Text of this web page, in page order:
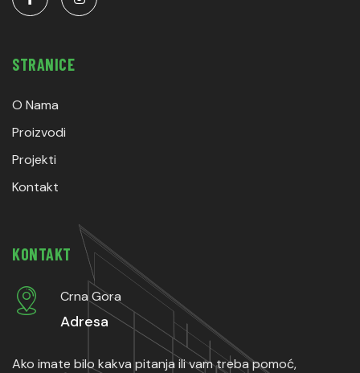
STRANICE
O Nama
Proizvodi
Projekti
Kontakt
KONTAKT
Crna Gora
Adresa
Ako imate bilo kakva pitanja ili vam treba pomoć,